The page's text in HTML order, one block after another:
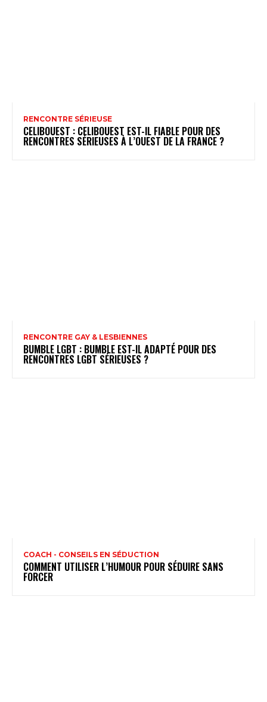
RENCONTRE SÉRIEUSE
CELIBOUEST : CELIBOUEST EST-IL FIABLE POUR DES
RENCONTRES SÉRIEUSES À L’OUEST DE LA FRANCE ?
RENCONTRE GAY & LESBIENNES
BUMBLE LGBT : BUMBLE EST-IL ADAPTÉ POUR DES
RENCONTRES LGBT SÉRIEUSES ?
COACH - CONSEILS EN SÉDUCTION
COMMENT UTILISER L’HUMOUR POUR SÉDUIRE SANS
FORCER